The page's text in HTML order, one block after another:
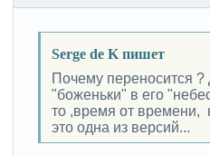
Serge de K пишет
Почему переносится ?
"боженьки" в его
то ,время от времени,
это одна из версий...